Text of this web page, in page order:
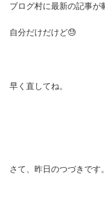
ブログ村に最新の記事が
自分だけだけど😓
早く直してね。
さて、昨日のつづきです。